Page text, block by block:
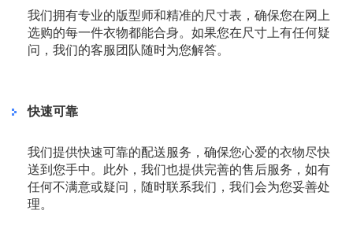
我们拥有专业的版型师和精准的尺寸表，确保您在网上
选购的每一件衣物都能合身。如果您在尺寸上有任何疑
问，我们的客服团队随时为您解答。
快速可靠
我们提供快速可靠的配送服务，确保您心爱的衣物尽快
送到您手中。此外，我们也提供完善的售后服务，如有
任何不满意或疑问，随时联系我们，我们会为您妥善处
理。